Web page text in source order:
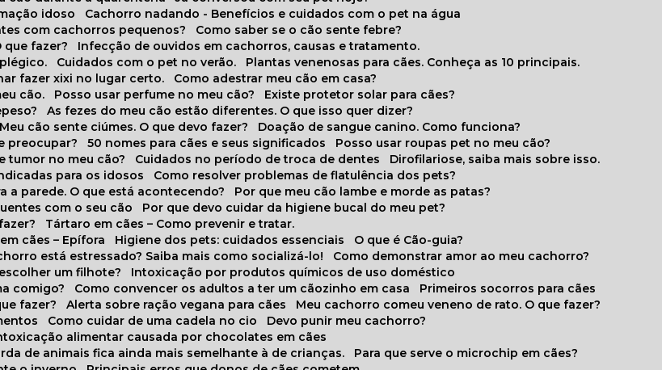
idoso
Cachorro nadando - Benefícios e cuidados com o pet na água
com cachorros pequenos?
Como saber se o cão sente febre?
que fazer?
Infecção de ouvidos em cachorros, causas e tratamento.
Cuidados com o pet no verão.
Plantas venenosas para cães. Conheça as 10 principais.
fazer xixi no lugar certo.
Como adestrar meu cão em casa?
cão.
Posso usar perfume no meu cão?
Existe protetor solar para cães?
As fezes do meu cão estão diferentes. O que isso quer dizer?
Meu cão sente ciúmes. O que devo fazer?
Doação de sangue canino. Como funciona?
preocupar?
50 nomes para cães e seus significados
Posso usar roupas pet no meu cão?
tumor no meu cão?
Cuidados no período de troca de dentes
Dirofilariose, saiba mais sobre isso.
para os idosos
Como resolver problemas de flatulência dos pets?
a parede. O que está acontecendo?
Por que meu cão lambe e morde as patas?
com o seu cão
Por que devo cuidar da higiene bucal do meu pet?
Tártaro em cães – Como prevenir e tratar.
cães – Epífora
Higiene dos pets: cuidados essenciais
O que é Cão-guia?
está estressado? Saiba mais como socializá-lo!
Como demonstrar amor ao meu cachorro?
um filhote?
Intoxicação por produtos químicos de uso doméstico
comigo?
Como convencer os adultos a ter um cãozinho em casa
Primeiros socorros para cães
fazer?
Alerta sobre ração vegana para cães
Meu cachorro comeu veneno de rato. O que fazer?
Como cuidar de uma cadela no cio
Devo punir meu cachorro?
alimentar causada por chocolates em cães
de animais fica ainda mais semelhante à de crianças.
Para que serve o microchip em cães?